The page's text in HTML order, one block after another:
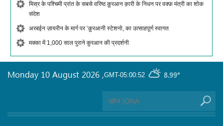
मिस्र के पश्चिमी प्रांत के सबसे वरिष्ठ क़ुरआन क़ारी के निधन पर वक्फ़ मंत्री का शोक
संदेश
अरबईन ज़ायरीन के मार्ग पर ‘क़ुरआनी स्टेशनो, का उत्साहपूर्ण स्वागत
मक्का में 1,000 साल पुराने कुरआन की प्रदर्शनी
GMT-05:00:52 8.99°
Monday 10 August 2026 ,